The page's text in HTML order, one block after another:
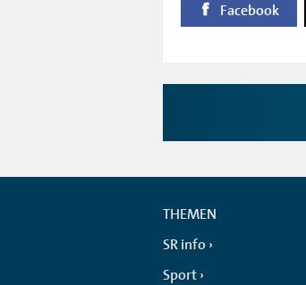
Facebook
THEMEN
SR info
Sport